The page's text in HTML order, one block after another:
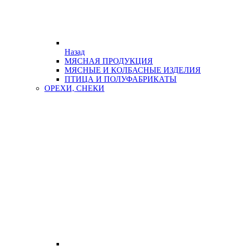
Назад
МЯСНАЯ ПРОДУКЦИЯ
МЯСНЫЕ И КОЛБАСНЫЕ ИЗДЕЛИЯ
ПТИЦА И ПОЛУФАБРИКАТЫ
ОРЕХИ, СНЕКИ